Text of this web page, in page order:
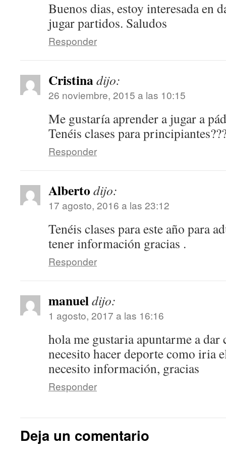
Buenos dias, estoy interesada en
jugar partidos. Saludos
Responder
Cristinadijo:
26 noviembre, 2015 a las 10:15
Me gustaría aprender a jugar a
Tenéis clases para
Responder
Alberto dijo:
17 agosto, 2016 a las 23:12
Tenéis clases para este año para
tener información gracias .
Responder
manueldijo:
1 agosto, 2017 a las 16:16
hola me gustaria apuntarme a dar
necesito hacer deporte como iria
necesito información, gracias
Responder
Deja un comentario